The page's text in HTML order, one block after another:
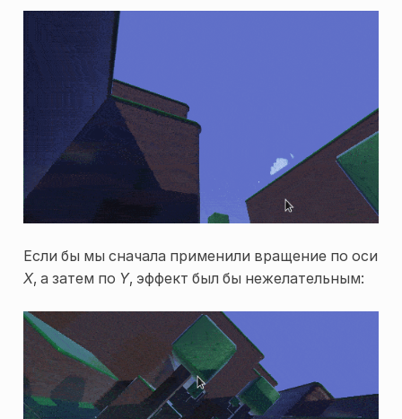
Если бы мы сначала применили вращение по оси
X, а затем по Y, эффект был бы нежелательным: